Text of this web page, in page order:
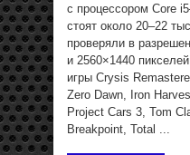
с процессором Core
стоят около 20–22
проверяли в
и 2560×1440
игры Crysis
Zero Dawn, Iron
Project Cars 3, Tom
Breakpoint, Total ...